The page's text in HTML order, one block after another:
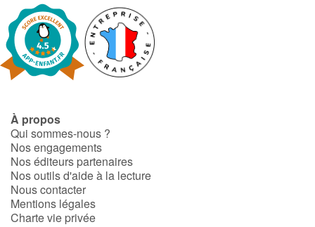
À propos
Qui sommes-nous ?
Nos engagements
Nos éditeurs partenaires
Nos outils d'aide à la lecture
Nous contacter
Mentions légales
Charte vie privée